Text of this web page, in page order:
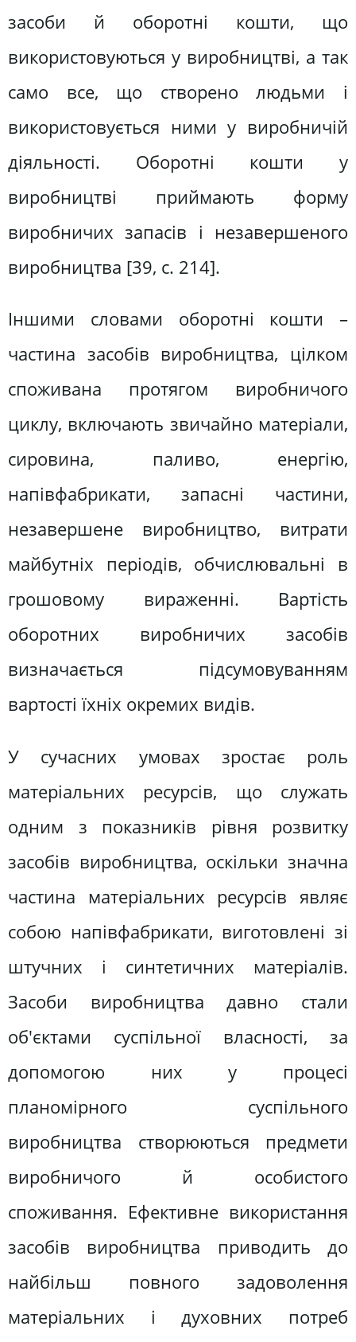
засоби й оборотні кошти, що
використовуються у виробництві, а так
само все, що створено людьми і
використовується ними у виробничій
діяльності. Оборотні кошти у
виробництві приймають форму
виробничих запасів і незавершеного
виробництва [39, с. 214].
Іншими словами оборотні кошти –
частина засобів виробництва, цілком
споживана протягом виробничого
циклу, включають звичайно матеріали,
сировина, паливо, енергію,
напівфабрикати, запасні частини,
незавершене виробництво, витрати
майбутніх періодів, обчислювальні в
грошовому вираженні. Вартість
оборотних виробничих засобів
визначається підсумовуванням
вартості їхніх окремих видів.
У сучасних умовах зростає роль
матеріальних ресурсів, що служать
одним з показників рівня розвитку
засобів виробництва, оскільки значна
частина матеріальних ресурсів являє
собою напівфабрикати, виготовлені зі
штучних і синтетичних матеріалів.
Засоби виробництва давно стали
об'єктами суспільної власності, за
допомогою них у процесі
планомірного суспільного
виробництва створюються предмети
виробничого й особистого
споживання. Ефективне використання
засобів виробництва приводить до
найбільш повного задоволення
матеріальних і духовних потреб